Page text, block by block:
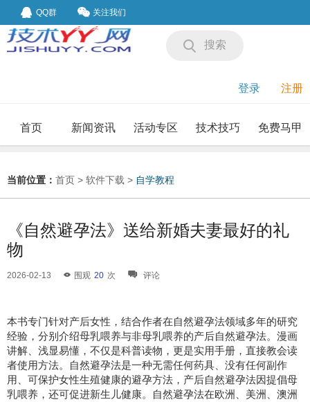
QQ群 关注我们
搜索
登录 注册
首页 新闻资讯 活动专区 技术技巧 免费马甲
当前位置： 首页 > 软件下载 > 自学教程
《自然避孕法》送给新婚夫妻最好的礼
物
2026-02-13 围观 20 次 评论
本书专门针对产后女性，结合作者在自然避孕法领域多年的研究
经验，分别介绍母乳喂养与非母乳喂养的产后自然避孕法。漫画
讲解、浅显易懂，不仅是科普读物，更是实用手册，直接教会读
者使用方法。自然避孕法是一种无需任何药具、没有任何副作
用、可保护女性生殖健康的避孕方法，产后自然避孕法因提倡母
乳喂养，还可促进新生儿健康。自然避孕法在欧洲、美洲、澳洲